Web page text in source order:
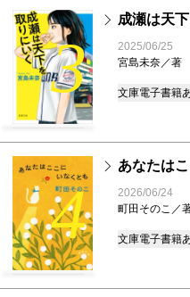
3
成瀬は天
2025/06/25
宮島未奈／著
文庫電子書籍
4
あなたは
2026/06/24
町田そのこ／
文庫電子書籍